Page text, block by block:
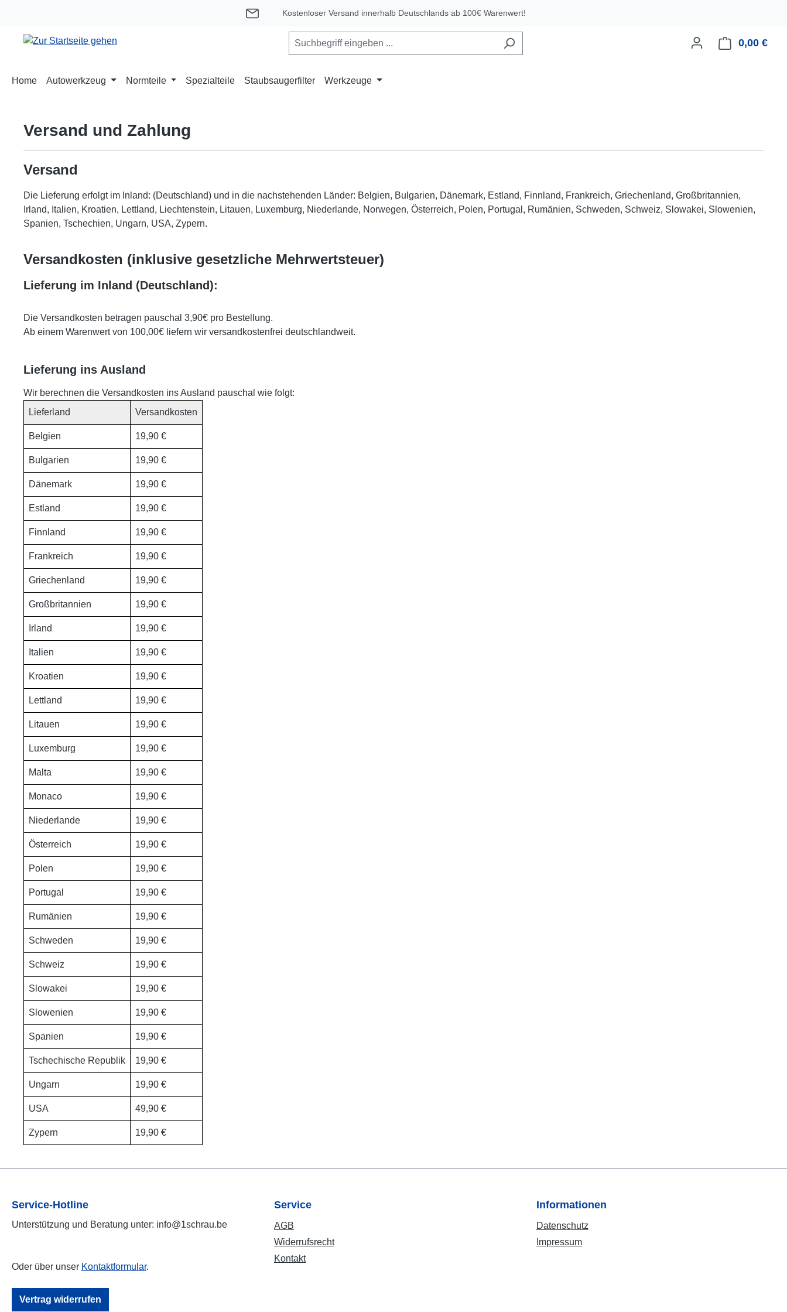
Kostenloser Versand innerhalb Deutschlands ab 100€ Warenwert!
0,00 €
Home Autowerkzeug Normteile Spezialteile Staubsaugerfilter Werkzeuge
Versand und Zahlung
Versand
Die Lieferung erfolgt im Inland: (Deutschland) und in die nachstehenden Länder: Belgien, Bulgarien, Dänemark, Estland, Finnland, Frankreich, Griechenland, Großbritannien,
Irland, Italien, Kroatien, Lettland, Liechtenstein, Litauen, Luxemburg, Niederlande, Norwegen, Österreich, Polen, Portugal, Rumänien, Schweden, Schweiz, Slowakei, Slowenien,
Spanien, Tschechien, Ungarn, USA, Zypern.
Versandkosten (inklusive gesetzliche Mehrwertsteuer)
Lieferung im Inland (Deutschland):
Die Versandkosten betragen pauschal 3,90€ pro Bestellung.
Ab einem Warenwert von 100,00€ liefern wir versandkostenfrei deutschlandweit.
Lieferung ins Ausland
Wir berechnen die Versandkosten ins Ausland pauschal wie folgt:
Lieferland
Versandkosten
Belgien 19,90 €
Bulgarien 19,90 €
Dänemark 19,90 €
Estland 19,90 €
Finnland 19,90 €
Frankreich 19,90 €
Griechenland 19,90 €
Großbritannien 19,90 €
Irland 19,90 €
Italien 19,90 €
Kroatien 19,90 €
Lettland 19,90 €
Litauen 19,90 €
Luxemburg 19,90 €
Malta 19,90 €
Monaco 19,90 €
Niederlande 19,90 €
Österreich 19,90 €
Polen 19,90 €
Portugal 19,90 €
Rumänien 19,90 €
Schweden 19,90 €
Schweiz 19,90 €
Slowakei 19,90 €
Slowenien 19,90 €
Spanien 19,90 €
Tschechische Republik 19,90 €
Ungarn 19,90 €
USA 49,90 €
Zypern 19,90 €
Service-Hotline
Unterstützung und Beratung unter: info@1schrau.be
Oder über unser Kontaktformular.
Vertrag widerrufen
Service
AGB
Widerrufsrecht
Kontakt
Informationen
Datenschutz
Impressum